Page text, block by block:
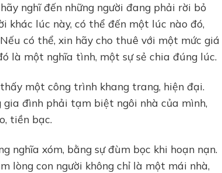
nghĩ đến những người đang phải rời bỏ
khác lúc này, có thể đến một lúc nào đó,
có thể, xin hãy cho thuê với một mức giá
là một nghĩa tình, một sự sẻ chia đúng lúc.
một công trình khang trang, hiện đại.
đình phải tạm biệt ngôi nhà của mình,
tiền bạc.
nghĩa xóm, bằng sự đùm bọc khi hoạn nạn.
lòng con người không chỉ là một mái nhà,